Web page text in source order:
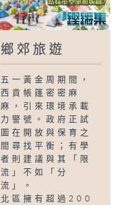
鄉郊旅遊
五一黃金周期間，
西貢帳篷密密麻
麻，引來環境承載
力警號。政府正試
圖在開放與保育之
間尋找平衡；有學
者則建議與其「限
流」不如「分
流」。
北區擁有超過200